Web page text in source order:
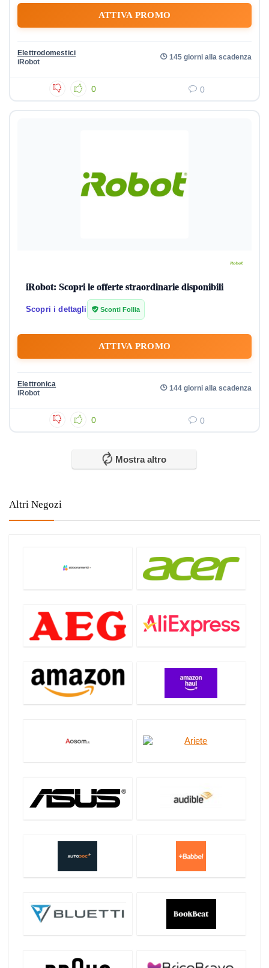
ATTIVA PROMO
Elettrodomestici
iRobot
145 giorni alla scadenza
0 0
iRobot: Scopri le offerte straordinarie disponibili
Scopri i dettagli Sconti Follia
ATTIVA PROMO
Elettronica
iRobot
144 giorni alla scadenza
0 0
Mostra altro
Altri Negozi